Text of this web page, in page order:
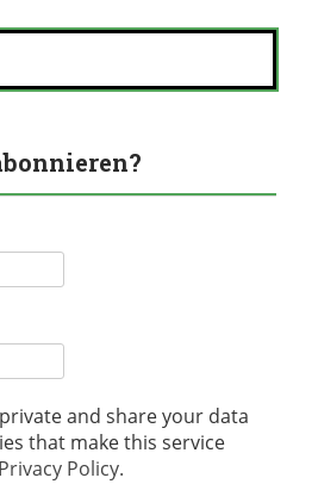
and share your data
that make this service
Policy.